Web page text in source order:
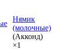
Нямик
(молочные)
(Акконд)
×1